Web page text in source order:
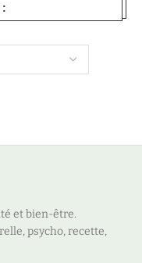
:
et bien-être.
psycho, recette,